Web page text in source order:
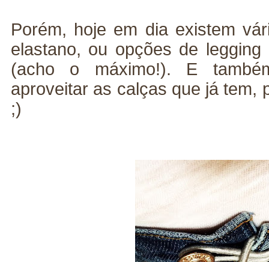
Porém, hoje em dia existem
elastano, ou opções de
(acho o máximo!). E
aproveitar as calças que já tem,
;)